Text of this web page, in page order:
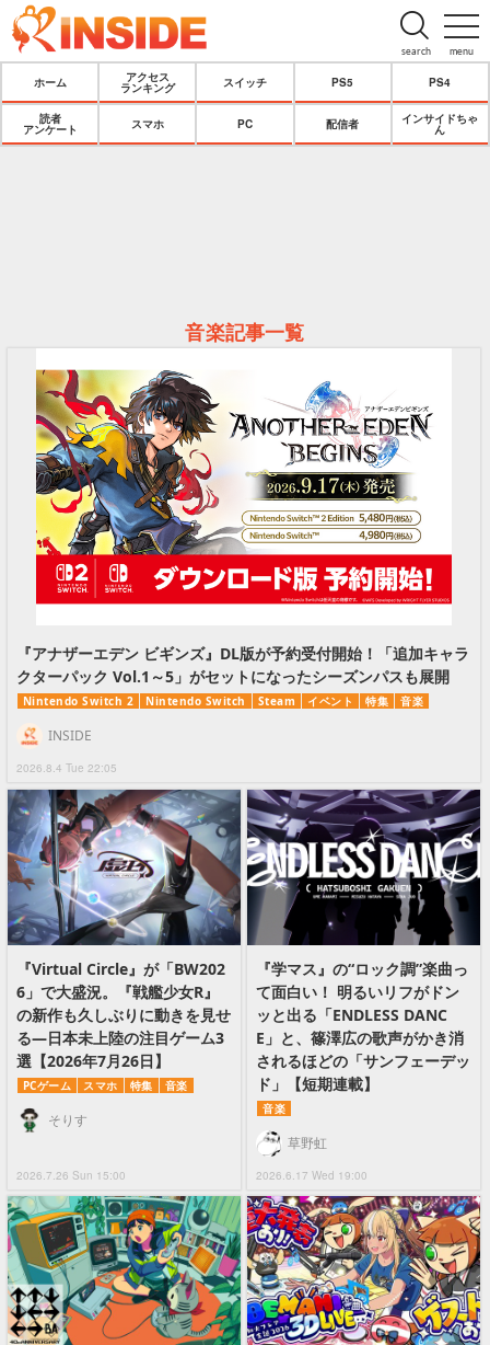
menu
search
ホーム
アクセス
ランキング
スイッチ PS5 PS4
読者
アンケート
スマホ PC 配信者
インサイドちゃ
ん
音楽記事一覧
『アナザーエデン ビギンズ』DL版が予約受付開始！「追加キャラ
クターパック Vol.1～5」がセットになったシーズンパスも展開
Nintendo Switch 2 Nintendo Switch Steam イベント 特集 音楽
2026.8.4 Tue 22:05
INSIDE
『Virtual Circle』が「BW202
6」で大盛況。『戦艦少女R』
の新作も久しぶりに動きを見せ
る―日本未上陸の注目ゲーム3
選【2026年7月26日】
PCゲーム スマホ 特集 音楽
2026.7.26 Sun 15:00
そりす
『学マス』の“ロック調”楽曲っ
て面白い！ 明るいリフがドン
ッと出る「ENDLESS DANC
E」と、篠澤広の歌声がかき消
されるほどの「サンフェーデッ
ド」【短期連載】
音楽
2026.6.17 Wed 19:00
草野虹